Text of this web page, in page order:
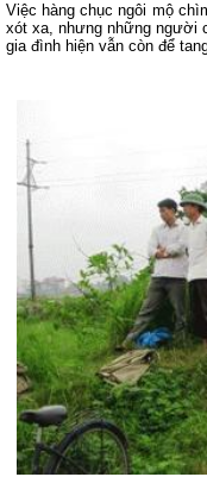
Việc hàng chục ngôi mộ
xót xa, nhưng những người
gia đình hiện vẫn còn để